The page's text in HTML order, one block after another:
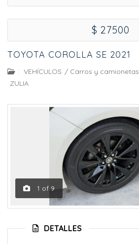
$ 27500
TOYOTA COROLLA SE 2021
: VEHÍCULOS / Carros y camionetas
ZULIA
1 of 9
DETALLES